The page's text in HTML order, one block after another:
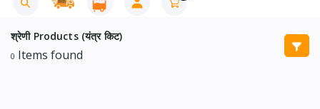
श्रेणी Products (यंत्र किट)
0 Items found